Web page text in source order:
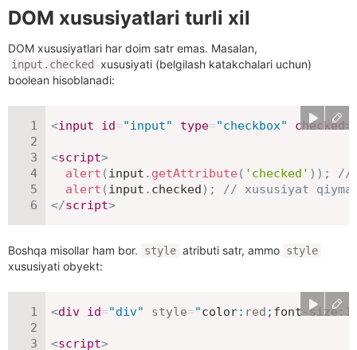
DOM xususiyatlari turli xil
DOM xususiyatlari har doim satr emas. Masalan,
input.checked
xususiyati (belgilash katakchalari uchun)
boolean hisoblanadi:
<input id="input" type="checkbox" checked>
<script>
alert (input . getAttribute ( 'checked' ) ) ;
//
alert (input . checked) ;
// xususiyat
</script>
Boshqa misollar ham bor. style atributi satr, ammo style
xususiyati obyekt:
<div id="div" style="color: red ; font-size :
<script>